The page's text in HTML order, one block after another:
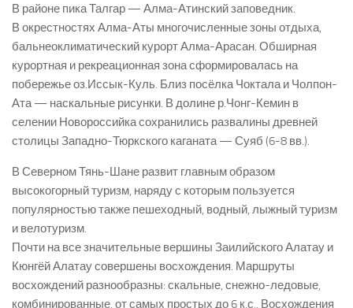
В районе пика Талгар — Алма-Атинский заповедник.
В окрестностях Алма-Аты многочисленные зоны отдыха,
бальнеоклиматический курорт Алма-Арасан. Обширная
курортная и рекреационная зона сформировалась на
побережье оз.Иссык-Куль. Близ посёлка Чоктала и Чолпон-
Ата — наскальные рисунки. В долине р.Чонг-Кемин в
селении Новороссийка сохранились развалины древней
столицы Западно-Тюркского каганата — Суяб (6-8 вв.).
В Северном Тянь-Шане развит главным образом
высокогорный туризм, наряду с которым пользуется
популярностью также пешеходный, водный, лыжный туризм
и велотуризм.
Почти на все значительные вершины Заилийского Алатау и
Кюнгёй Алатау совершены восхождения. Маршруты
восхождений разнообразны: скальные, снежно-ледовые,
комбинированные, от самых простых до 6 к.с.. Восхождения